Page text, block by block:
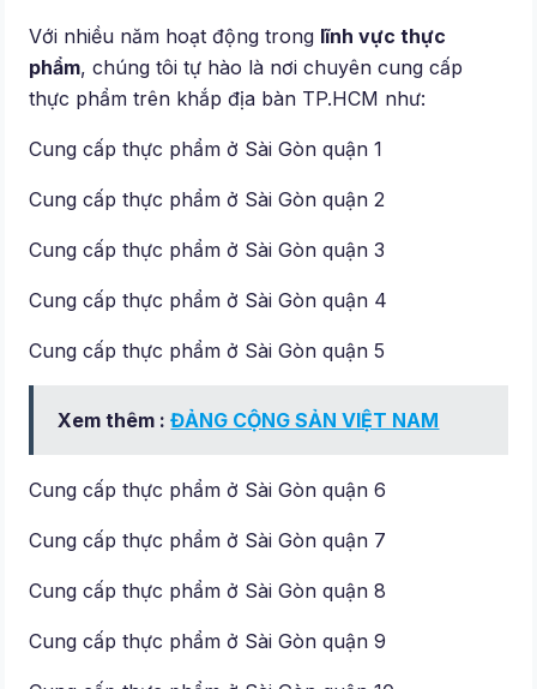
Với nhiều năm hoạt động trong lĩnh vực thực
phẩm, chúng tôi tự hào là nơi chuyên cung cấp
thực phẩm trên khắp địa bàn TP.HCM như:
Cung cấp thực phẩm ở Sài Gòn quận 1
Cung cấp thực phẩm ở Sài Gòn quận 2
Cung cấp thực phẩm ở Sài Gòn quận 3
Cung cấp thực phẩm ở Sài Gòn quận 4
Cung cấp thực phẩm ở Sài Gòn quận 5
Xem thêm :ĐẢNG CỘNG SẢN VIỆT NAM
Cung cấp thực phẩm ở Sài Gòn quận 6
Cung cấp thực phẩm ở Sài Gòn quận 7
Cung cấp thực phẩm ở Sài Gòn quận 8
Cung cấp thực phẩm ở Sài Gòn quận 9